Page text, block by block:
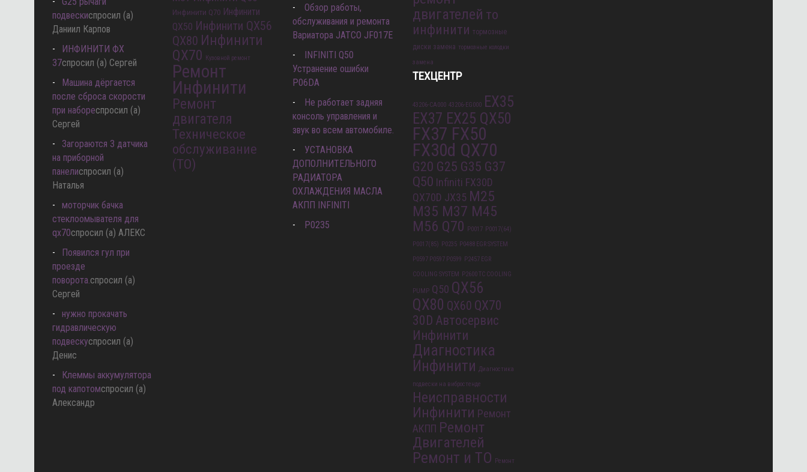
подвескиспросил (а)
Даниил Карпов
ИНФИНИТИ ФХ
37спросил (а) Сергей
Машина дёргается
после сброса скорости
при набореспросил (а)
Сергей
Загораются 3 датчика
на приборной
панелиспросил (а)
Наталья
моторчик бачка
стеклоомывателя для
qx70спросил (а) АЛЕКС
Появился гул при
проезде
поворота.спросил (а)
Сергей
нужно прокачать
гидравлическую
подвескуспросил (а)
Денис
Клеммы аккумулятора
под капотомспросил (а)
Александр
Инфинити Q70 Инфинити
QX50 Инфинити QX56
QX80 Инфинити
QX70
Кузовной ремонт
Ремонт
Инфинити
Ремонт
двигателя
Техническое
обслуживание
(ТО)
Обзор работы,
обслуживания и ремонта
Вариатора JATCO JF017E
INFINITI Q50
Устранение ошибки
P06DA
Не работает задняя
консоль управления и
звук во всем автомобиле.
УСТАНОВКА
ДОПОЛНИТЕЛЬНОГО
РАДИАТОРА
ОХЛАЖДЕНИЯ МАСЛА
АКПП INFINITI
P0235
двигателей то
инфинити тормозные
диски замена тормозные колодки
замена
ТЕХЦЕНТР
43206-CA000 43206-EG000
EX35
EX37 EX25 QX50
FX37 FX50
FX30d QX70
G20 G25 G35 G37
Q50 Infiniti FX30D
QX70D JX35 M25
M35 M37 M45
M56 Q70
P0017 P0017(64)
P0017(85) P0235 P0488 EGR SYSTEM
P0597 P0597 P0599 P2457 EGR
COOLING SYSTEM
P2600 TC COOLING
PUMP Q50 QX56
QX80 QX60 QX70
30D Автосервис
Инфинити
Диагностика
Инфинити Диагностика
подвески на вибростенде
Неисправности
Инфинити Ремонт
АКПП Ремонт
Двигателей
Ремонт и ТО Ремонт